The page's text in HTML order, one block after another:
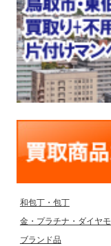
和包丁・包丁
金・プラチナ・ダイヤ
ブランド品